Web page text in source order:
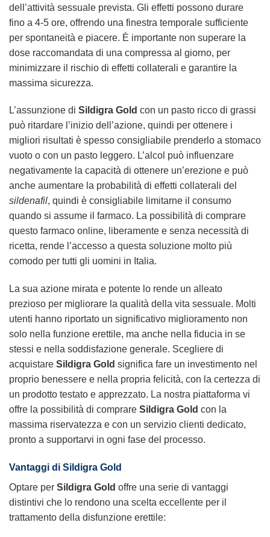
dell’attività sessuale prevista. Gli effetti possono durare
fino a 4-5 ore, offrendo una finestra temporale sufficiente
per spontaneità e piacere. È importante non superare la
dose raccomandata di una compressa al giorno, per
minimizzare il rischio di effetti collaterali e garantire la
massima sicurezza.
L’assunzione di Sildigra Gold con un pasto ricco di grassi
può ritardare l’inizio dell’azione, quindi per ottenere i
migliori risultati è spesso consigliabile prenderlo a stomaco
vuoto o con un pasto leggero. L’alcol può influenzare
negativamente la capacità di ottenere un’erezione e può
anche aumentare la probabilità di effetti collaterali del
sildenafil, quindi è consigliabile limitarne il consumo
quando si assume il farmaco. La possibilità di comprare
questo farmaco online, liberamente e senza necessità di
ricetta, rende l’accesso a questa soluzione molto più
comodo per tutti gli uomini in Italia.
La sua azione mirata e potente lo rende un alleato
prezioso per migliorare la qualità della vita sessuale. Molti
utenti hanno riportato un significativo miglioramento non
solo nella funzione erettile, ma anche nella fiducia in se
stessi e nella soddisfazione generale. Scegliere di
acquistare Sildigra Gold significa fare un investimento nel
proprio benessere e nella propria felicità, con la certezza di
un prodotto testato e apprezzato. La nostra piattaforma vi
offre la possibilità di comprare Sildigra Gold con la
massima riservatezza e con un servizio clienti dedicato,
pronto a supportarvi in ogni fase del processo.
Vantaggi di Sildigra Gold
Optare per Sildigra Gold offre una serie di vantaggi
distintivi che lo rendono una scelta eccellente per il
trattamento della disfunzione erettile: